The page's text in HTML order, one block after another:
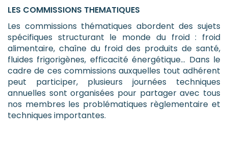
LES COMMISSIONS THEMATIQUES
Les commissions thématiques abordent des sujets
spécifiques structurant le monde du froid : froid
alimentaire, chaîne du froid des produits de santé,
fluides frigorigènes, efficacité énergétique... Dans le
cadre de ces commissions auxquelles tout adhérent
peut participer, plusieurs journées techniques
annuelles sont organisées pour partager avec tous
nos membres les problématiques règlementaire et
techniques importantes.